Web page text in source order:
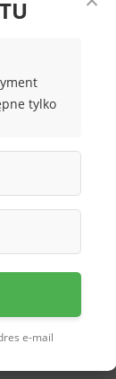
się
tylko
e-mail